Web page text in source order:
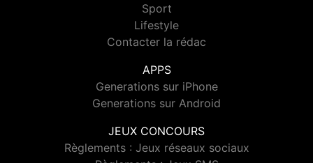
Sport
Lifestyle
Contacter la rédac
APPS
Generations sur iPhone
Generations sur Android
JEUX CONCOURS
Règlements : Jeux réseaux sociaux